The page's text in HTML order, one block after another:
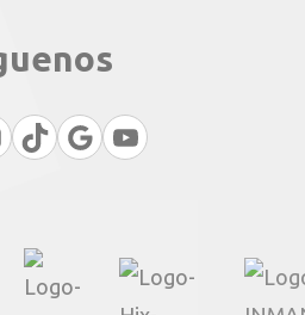
TikTok
GoogleYouTube